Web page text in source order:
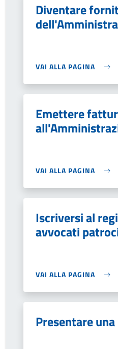
Diventare
VAI ALLA PAGINA
Emettere
VAI ALLA PAGINA
Iscriversi al
avvocati
VAI ALLA PAGINA
Presentare